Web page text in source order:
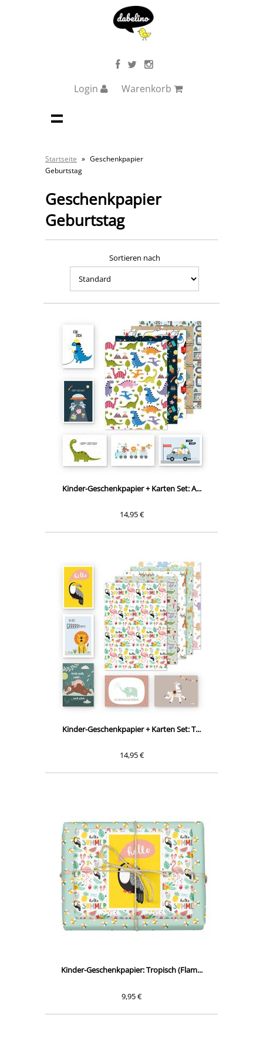
Login Warenkorb
Startseite » Geschenkpapier
Geburtstag
Geschenkpapier
Geburtstag
Sortieren nach
Kinder-Geschenkpapier + Karten Set: A...
14,95 €
Kinder-Geschenkpapier + Karten Set: T...
14,95 €
Kinder-Geschenkpapier: Tropisch (Flam...
9,95 €